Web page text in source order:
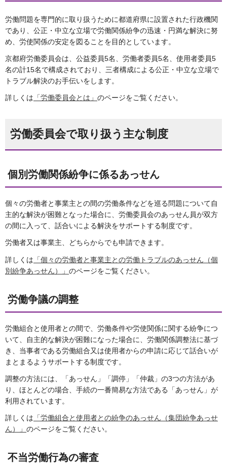
労働問題を専門的に取り扱うために都道府県に設置された行政機関
であり、公正・中立な立場で労働関係紛争の迅速・円満な解決に努
め、労使関係の安定を図ることを目的としています。
京都府労働委員会は、公益委員5名、労働者委員5名、使用者委員5
名の計15名で構成されており、三者構成による公正・中立な立場で
トラブル解決のお手伝いをします。
詳しくは 「労働委員会とは」 のページをご覧ください。
労働委員会で取り扱う主な制度
個別労働関係紛争に係るあっせん
個々の労働者と事業主との間の労働条件などを巡る問題について自
主的な解決が困難となった場合に、労働委員会のあっせん員が双方
の間に入って、話合いによる解決をサポートする制度です。
労働者又は事業主、どちらからでも申請できます。
詳しくは 「個々の労働者と事業主との労働トラブルのあっせん（個
別紛争あっせん）」 のページをご覧ください。
労働争議の調整
労働組合と使用者との間で、労働条件や労使関係に関する紛争につ
いて、自主的な解決が困難になった場合に、労働関係調整法に基づ
き、当事者である労働組合又は使用者からの申請に応じて話合いが
まとまるようサポートする制度です。
調整の方法には、「あっせん」「調停」「仲裁」の3つの方法があ
り、ほとんどの場合、手続の一番簡易な方法である「あっせん」が
利用されています。
詳しくは 「労働組合と使用者との紛争のあっせん（集団紛争あっせ
ん）」 のページをご覧ください。
不当労働行為の審査